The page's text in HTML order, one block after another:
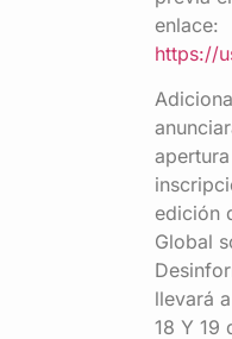
enlace:
https://
edición
Global
llevará
18 Y 19